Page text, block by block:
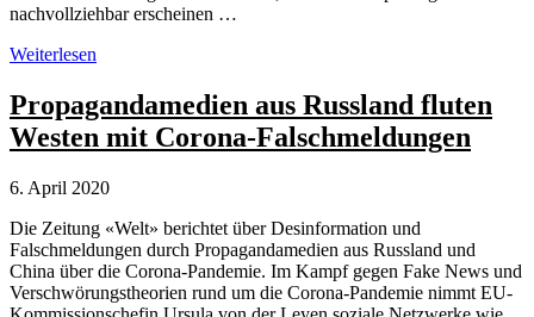
nachvollziehbar erscheinen …
Verschwörungstheorien:
Verfolgungswahn
geht
in
Kopf?»
Weiterlesen
Propagandamedien aus Russland fluten
Westen mit Corona-Falschmeldungen
6. April 2020
Die Zeitung «Welt» berichtet über Desinformation und
Falschmeldungen durch Propagandamedien aus Russland und
China über die Corona-Pandemie. Im Kampf gegen Fake News und
Verschwörungstheorien rund um die Corona-Pandemie nimmt EU-